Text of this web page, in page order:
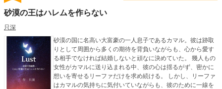
砂漠の王はハレムを作らない
只深
砂漠の国に名高い大富豪の一人息子であるカマル。彼は跡取
りとして周囲から多くの期待を背負いながらも、心から愛す
る相手でなければ結婚しないと頑なに決めていた。 幾人もの
女性がカマルに送り込まれる中、彼の心は揺るがず、密かに
想いを寄せるリーファだけを求め続ける。 しかし、リーファ
はカマルの気持ちに気付いていながらも、彼のために一線を